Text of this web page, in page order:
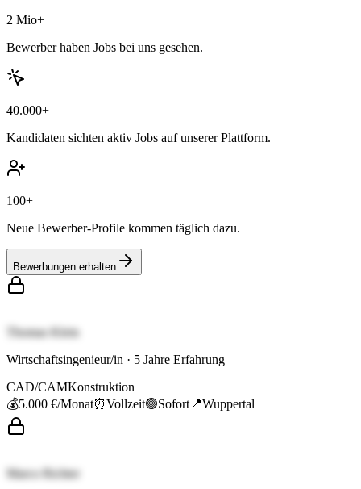
2 Mio+
Bewerber haben Jobs bei uns gesehen.
40.000+
Kandidaten sichten aktiv Jobs auf unserer Plattform.
100+
Neue Bewerber-Profile kommen täglich dazu.
Bewerbungen erhalten
Thomas Klein
Wirtschaftsingenieur/in · 5 Jahre Erfahrung
CAD/CAMKonstruktion
💰5.000 €/Monat⏰Vollzeit🟢Sofort 📍Wuppertal
Marco Richter